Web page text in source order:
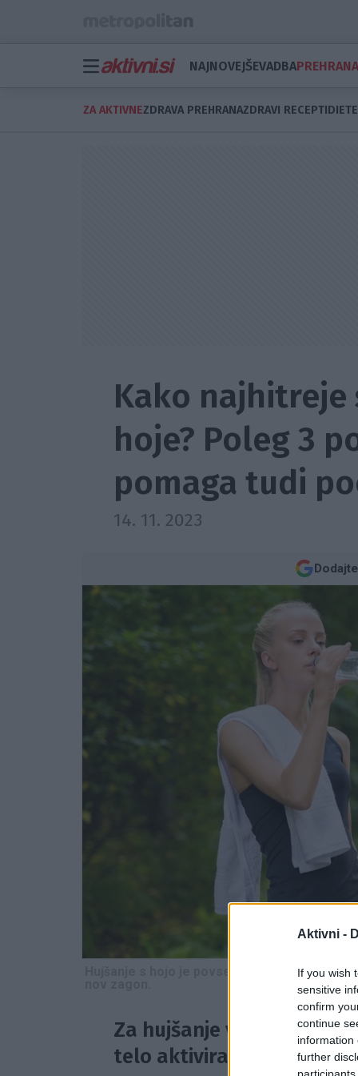
Aktivni -
If you wish
sensitive
confirm
continue
information
further
NAJNOVEJŠEVADBAPREHRANA
ZA AKTIVNEZDRAVA PREHRANAZDRAVI RECEPTIDIETE
Kako najhitreje
hoje? Poleg 3
pomaga tudi
14. 11. 2023
Hujšanje s hojo je povsem enostavno,
Za hujšanje vam ni treba
telo aktivirate s hojo.